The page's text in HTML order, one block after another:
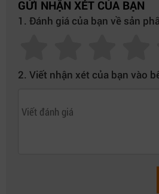
GỬI NHẬN XÉT CỦA BẠN
1. Đánh giá của bạn về sản
2. Viết nhận xét của bạn vào